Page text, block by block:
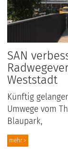
SAN
Weststadt
Künftig
Umwege vom
Blaupark,
mehr >